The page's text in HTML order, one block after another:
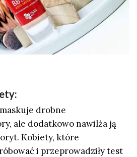
drobne
ale dodatkowo nawilża ją
Kobiety, które
i przeprowadziły test